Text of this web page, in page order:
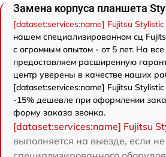
Замена корпуса планшета
[dataset:services:name] Fujitsu
нашем специализированном сц
с огромным опытом - от 5 лет. На
предоставляем расширенную
центр уверены в качестве наших
[dataset:services:name] Fujitsu Stylistic
-15% дешевле при оформлении
форму заказа звонка.
[dataset:services:name] Fujitsu
выполняется на выезде, если не